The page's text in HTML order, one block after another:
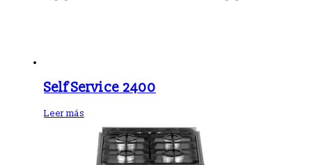
Self Service 2400
Leer más